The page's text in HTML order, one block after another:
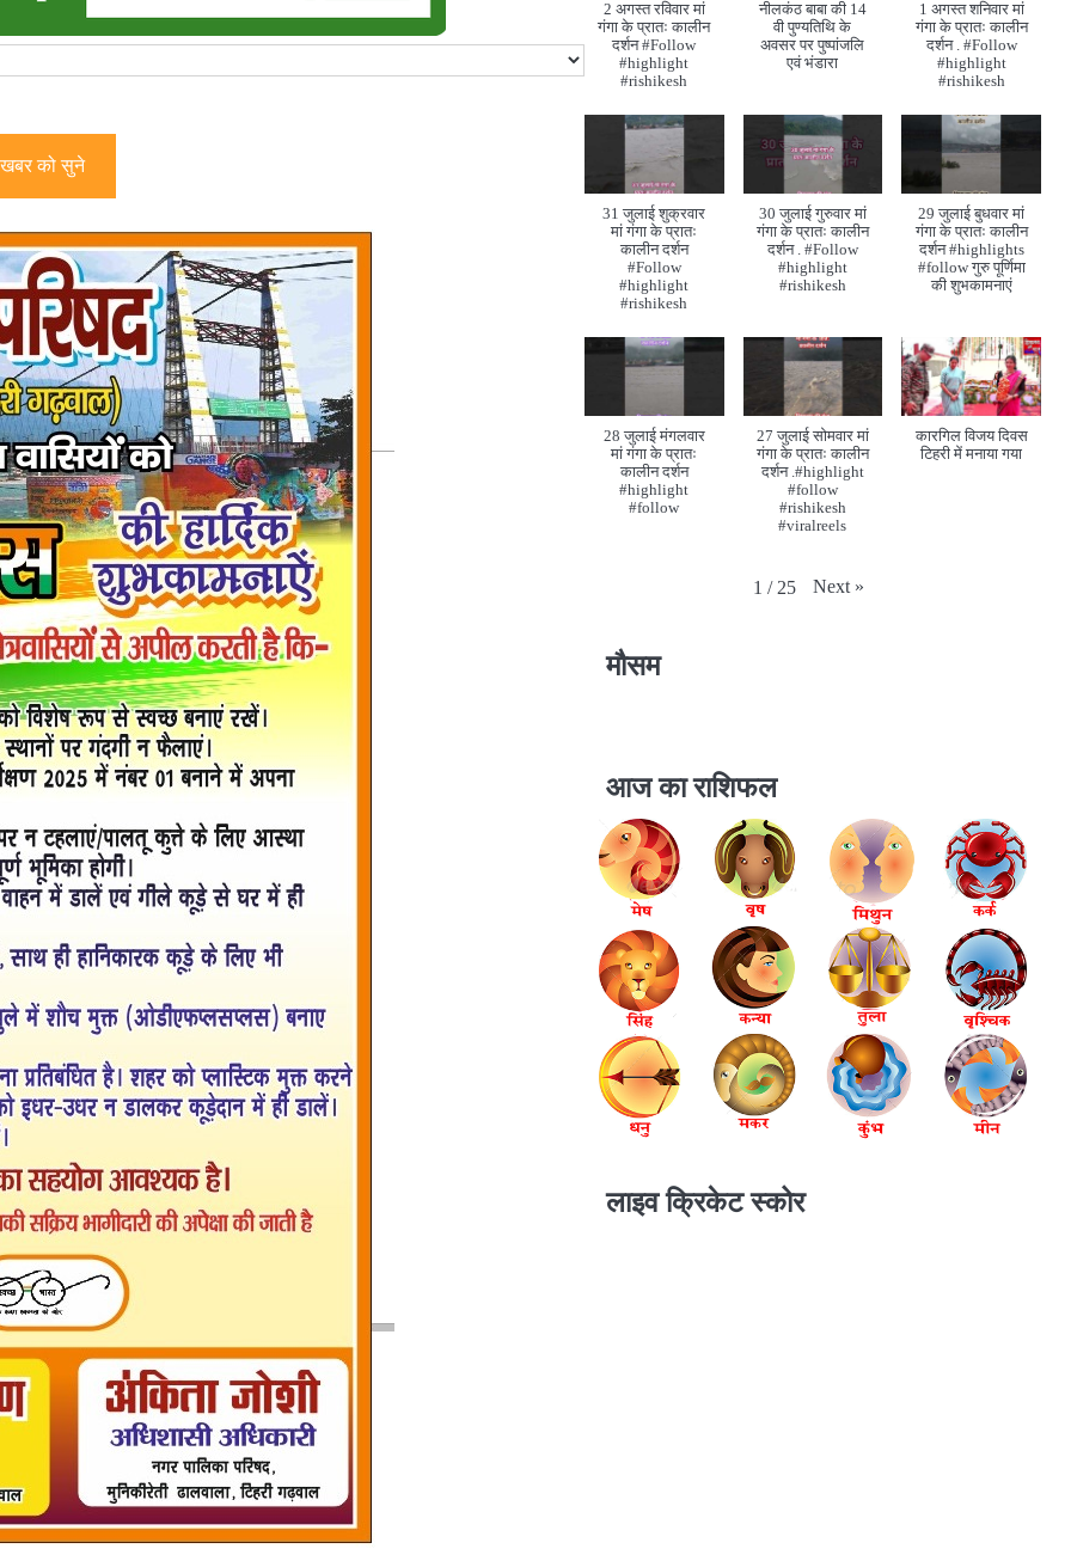
को सुने
2 अगस्त रविवार मां
गंगा के प्रातः कालीन
दर्शन #Follow
#highlight
#rishikesh
नीलकंठ बाबा की 14
वी पुण्यतिथि के
अवसर पर पुष्पांजलि
एवं भंडारा
1 अगस्त शनिवार मां
गंगा के प्रातः कालीन
दर्शन . #Follow
#highlight
#rishikesh
31 जुलाई शुक्रवार
मां गंगा के प्रातः
कालीन दर्शन
#Follow
#highlight
#rishikesh
30 जुलाई गुरुवार मां
गंगा के प्रातः कालीन
दर्शन . #Follow
#highlight
#rishikesh
29 जुलाई बुधवार मां
गंगा के प्रातः कालीन
दर्शन #highlights
#follow गुरु पूर्णिमा
की शुभकामनाएं
28 जुलाई मंगलवार
मां गंगा के प्रातः
कालीन दर्शन
#highlight
#follow
27 जुलाई सोमवार मां
गंगा के प्रातः कालीन
दर्शन .#highlight
#follow
#rishikesh
#viralreels
कारगिल विजय दिवस
टिहरी में मनाया गया
1 / 25 Next »
मौसम
आज का राशिफल
लाइव क्रिकेट स्कोर